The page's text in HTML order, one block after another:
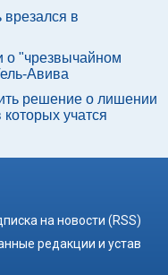
в
о "чрезвычайном
Авива
решение о лишении
учатся
на новости (RSS)
редакции и устав